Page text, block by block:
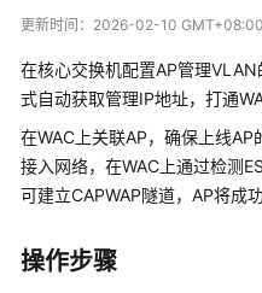
服
云
理
网
络
典
更新时间： 2026-02-10 GMT+08:00
在核心交换机配置AP管理
式自动获取管理IP地址，打通
在WAC上关联AP，确保上线
接入网络，在WAC上通过检测
可建立CAPWAP隧道，AP将成功
操作步骤